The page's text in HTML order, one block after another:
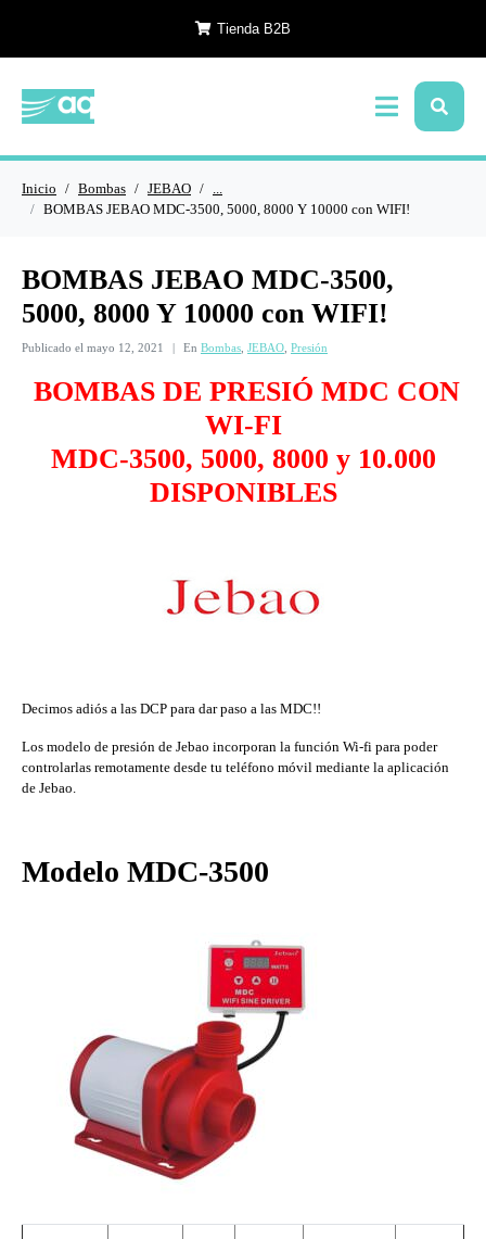
Tienda B2B
Inicio Bombas JEBAO
...
BOMBAS JEBAO MDC-3500, 5000, 8000 Y 10000 con WIFI!
BOMBAS JEBAO MDC-3500,
5000, 8000 Y 10000 con WIFI!
Publicado el mayo 12, 2021 En Bombas JEBAO Presión
BOMBAS DE PRESIÓ MDC CON
WI-FI
MDC-3500, 5000, 8000 y 10.000
DISPONIBLES
Decimos adiós a las DCP para dar paso a las MDC!!
Los modelo de presión de Jebao incorporan la función Wi-fi para poder
controlarlas remotamente desde tu teléfono móvil mediante la aplicación
de Jebao.
Modelo MDC-3500